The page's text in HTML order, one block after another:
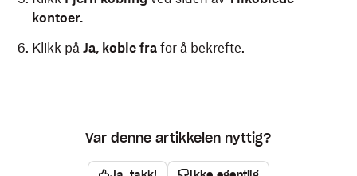
kontoer.
Klikk på Ja, koble fra for å bekrefte.
Var denne artikkelen nyttig?